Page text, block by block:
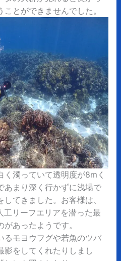
とができませんでした。
く濁っていて透明度が8mく
あまり深く行かずに浅場で
てきました。お客様は、
リーフエリアを潜った最
あったようです。
るモヨウフグや若魚のツバ
影をしてくれたりしまし